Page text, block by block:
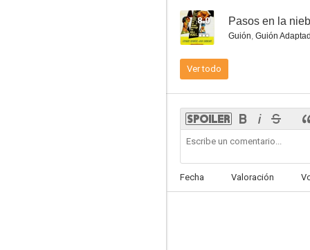
8.0 Pasos en la
Guión, Guión
Ver todo
Fecha Valoración